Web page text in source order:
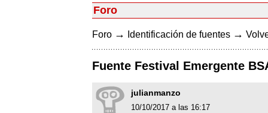
Foro
Foro → Identificación de fuentes →
Fuente Festival Emergente
julianmanzo
10/10/2017 a las 16:17